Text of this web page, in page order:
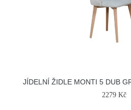
JÍDELNÍ ŽIDLE MONTI 5 DUB
2279 Kč